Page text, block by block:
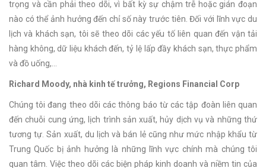
trọng và cần phải theo dõi, vì bất kỳ sự chậm trễ hoặc gián đoạn
nào có thể ảnh hưởng đến chỉ số này trước tiên. Đối với lĩnh vực du
lịch và khách sạn, tôi sẽ theo dõi các yếu tố liên quan đến vận tải
hàng không, dữ liệu khách đến, tỷ lệ lấp đầy khách sạn, thực phẩm
và đồ uống,...
Richard Moody, nhà kinh tế trưởng, Regions Financial Corp
Chúng tôi đang theo dõi các thông báo từ các tập đoàn liên quan
đến chuỗi cung ứng, lịch trình sản xuất, hủy dịch vụ và những thứ
tương tự. Sản xuất, du lịch và bán lẻ cũng như mức nhập khẩu từ
Trung Quốc bị ảnh hưởng là những lĩnh vực chính mà chúng tôi
quan tâm. Việc theo dõi các biện pháp kinh doanh và niềm tin của